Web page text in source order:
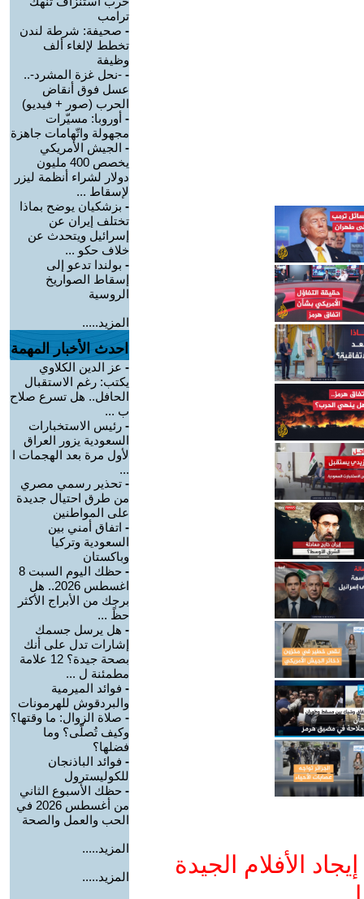
الأفلام الجيدة
ترامب
- صحيفة: شرطة لندن
تخطط لإلغاء ألف
وظيفة
- -نحل غزة المشرد-..
عسل فوق أنقاض
الحرب (صور + فيديو)
- أوروبا: مسيّرات
مجهولة واتّهامات جاهزة
- الجيش الأمريكي
يخصص 400 مليون
دولار لشراء أنظمة ليزر
لإسقاط ...
- بزشكيان يوضح بماذا
تختلف إيران عن
إسرائيل ويتحدث عن
خلاف حكو ...
- بولندا تدعو إلى
إسقاط الصواريخ
الروسية
المزيد.....
احدث الأخبار المهمة
- عز الدين الكلاوي
يكتب: رغم الاستقبال
الحافل.. هل تسرع صلاح
ب ...
- رئيس الاستخبارات
السعودية يزور العراق
لأول مرة بعد الهجمات ا
...
- تحذير رسمي مصري
من طرق احتيال جديدة
على المواطنين
- اتفاق أمني بين
السعودية وتركيا
وباكستان
-
حظك اليوم السبت 8
اغسطس 2026.. هل
برجك من الأبراج الأكثر
حظً ...
- هل يرسل جسمك
إشارات تدل على أنك
بصحة جيدة؟ 12 علامة
مطمئنة ل ...
- فوائد الميرمية
والبردقوش للهرمونات
- صلاة الزوال: ما وقتها؟
وكيف تُصلّى؟ وما
فضلها؟
- فوائد الباذنجان
للكوليسترول
- حظك الأسبوع الثاني
من أغسطس 2026 في
الحب والعمل والصحة
المزيد.....
المزيد.....